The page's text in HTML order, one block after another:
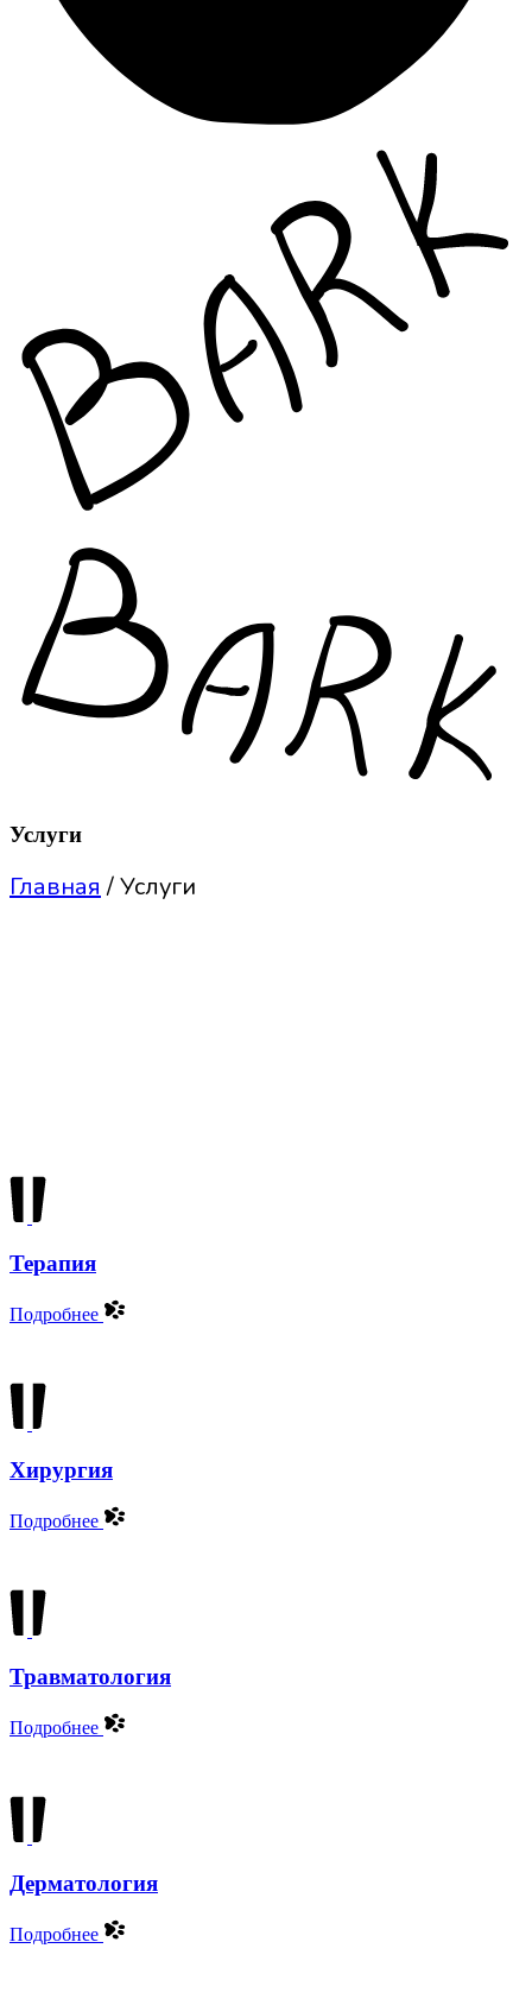
Услуги
Главная /Услуги
Терапия
Подробнее
Хирургия
Подробнее
Травматология
Подробнее
Дерматология
Подробнее